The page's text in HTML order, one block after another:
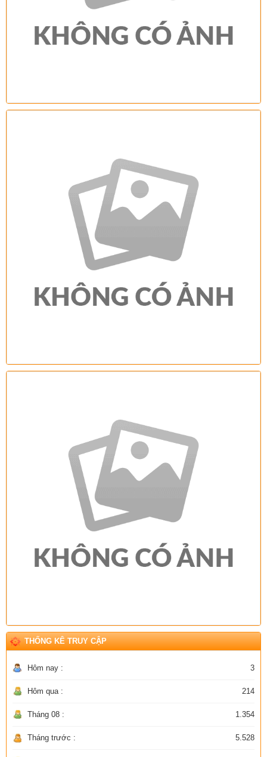
THỐNG KÊ TRUY CẬP
Hôm nay : 3
Hôm qua : 214
Tháng 08 : 1.354
Tháng trước : 5.528